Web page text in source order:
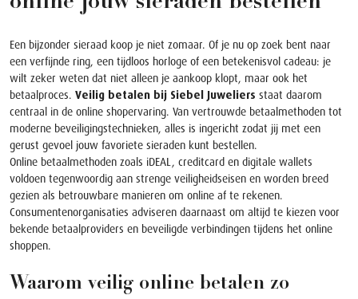
Een bijzonder sieraad koop je niet zomaar. Of je nu op zoek bent naar
een verfijnde ring, een tijdloos horloge of een betekenisvol cadeau: je
wilt zeker weten dat niet alleen je aankoop klopt, maar ook het
betaalproces. Veilig betalen bij Siebel Juweliers staat daarom
centraal in de online shopervaring. Van vertrouwde betaalmethoden tot
moderne beveiligingstechnieken, alles is ingericht zodat jij met een
gerust gevoel jouw favoriete sieraden kunt bestellen.
Online betaalmethoden zoals iDEAL, creditcard en digitale wallets
voldoen tegenwoordig aan strenge veiligheidseisen en worden breed
gezien als betrouwbare manieren om online af te rekenen.
Consumentenorganisaties adviseren daarnaast om altijd te kiezen voor
bekende betaalproviders en beveiligde verbindingen tijdens het online
shoppen.
Waarom veilig online betalen zo